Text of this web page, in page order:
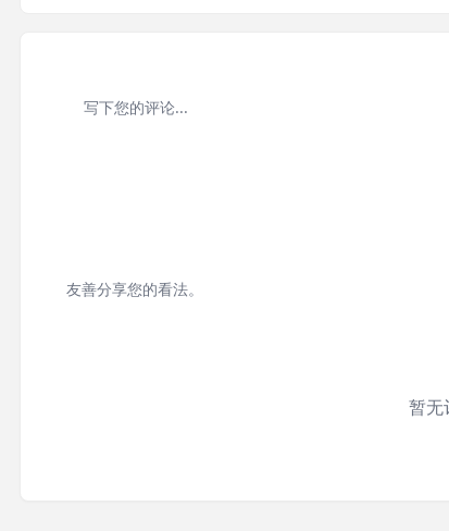
友善分享您的看法。
暂无